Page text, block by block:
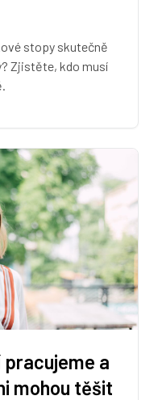
stopy skutečně
Zjistěte, kdo musí
pracujeme a
mohou těšit